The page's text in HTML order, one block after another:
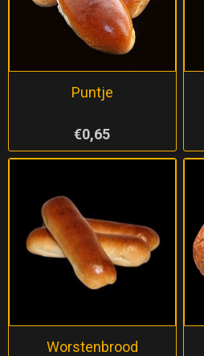
Puntje
€0,65
Worstenbrood